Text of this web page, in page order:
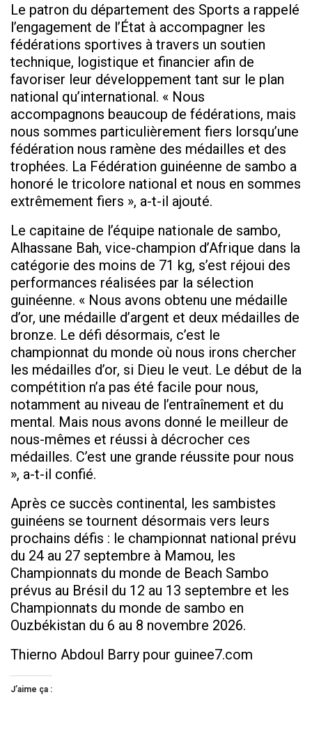
Le patron du département des Sports a rappelé
l’engagement de l’État à accompagner les
fédérations sportives à travers un soutien
technique, logistique et financier afin de
favoriser leur développement tant sur le plan
national qu’international. « Nous
accompagnons beaucoup de fédérations, mais
nous sommes particulièrement fiers lorsqu’une
fédération nous ramène des médailles et des
trophées. La Fédération guinéenne de sambo a
honoré le tricolore national et nous en sommes
extrêmement fiers », a-t-il ajouté.
Le capitaine de l’équipe nationale de sambo,
Alhassane Bah, vice-champion d’Afrique dans la
catégorie des moins de 71 kg, s’est réjoui des
performances réalisées par la sélection
guinéenne. « Nous avons obtenu une médaille
d’or, une médaille d’argent et deux médailles de
bronze. Le défi désormais, c’est le
championnat du monde où nous irons chercher
les médailles d’or, si Dieu le veut. Le début de la
compétition n’a pas été facile pour nous,
notamment au niveau de l’entraînement et du
mental. Mais nous avons donné le meilleur de
nous-mêmes et réussi à décrocher ces
médailles. C’est une grande réussite pour nous
», a-t-il confié.
Après ce succès continental, les sambistes
guinéens se tournent désormais vers leurs
prochains défis : le championnat national prévu
du 24 au 27 septembre à Mamou, les
Championnats du monde de Beach Sambo
prévus au Brésil du 12 au 13 septembre et les
Championnats du monde de sambo en
Ouzbékistan du 6 au 8 novembre 2026.
Thierno Abdoul Barry pour guinee7.com
J’aime ça :